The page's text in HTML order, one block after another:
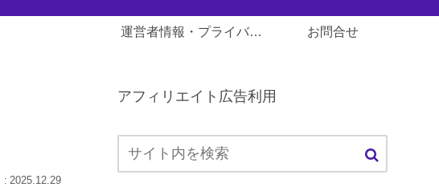
運営者情報・プライバシーポリシー お問合せ
2025.12.29
アフィリエイト広告利用